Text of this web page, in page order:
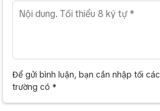
Để gửi bình luận, bạn cần nhập tối các
trường có *